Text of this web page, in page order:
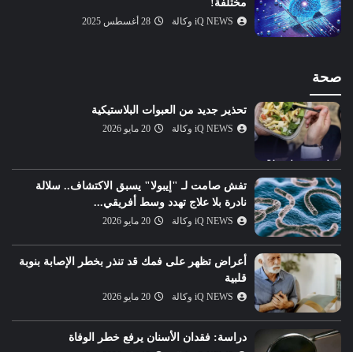
مختلفة!
iQ NEWS وكالة 28 أغسطس 2025
صحة
تحذير جديد من العبوات البلاستيكية
iQ NEWS وكالة 20 مايو 2026
تفش صامت لـ "إيبولا" يسبق الاكتشاف.. سلالة
نادرة بلا علاج تهدد وسط أفريقي...
iQ NEWS وكالة 20 مايو 2026
أعراض تظهر على فمك قد تنذر بخطر الإصابة بنوبة
قلبية
iQ NEWS وكالة 20 مايو 2026
دراسة: فقدان الأسنان يرفع خطر الوفاة